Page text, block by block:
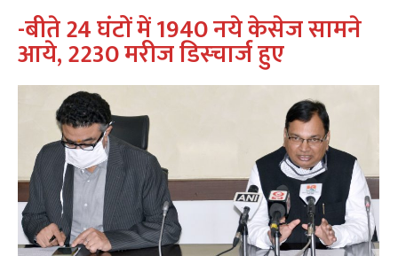
-बीते 24 घंटों में 1940 नये केसेज सामने
आये, 2230 मरीज डिस्‍चार्ज हुए